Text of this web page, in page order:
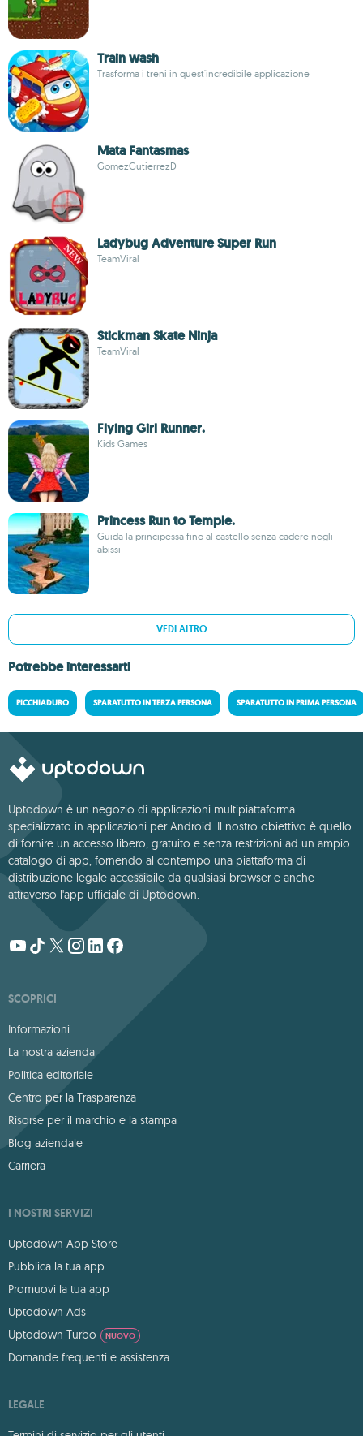
Train wash
Trasforma i treni in quest'incredibile applicazione
Mata Fantasmas
GomezGutierrezD
Ladybug Adventure Super Run
TeamViral
Stickman Skate Ninja
TeamViral
Flying Girl Runner.
Kids Games
Princess Run to Temple.
Guida la principessa fino al castello senza cadere negli
abissi
VEDI ALTRO
Potrebbe interessarti
PICCHIADURO SPARATUTTO IN TERZA PERSONA SPARATUTTO IN PRIMA PERSONA
Uptodown è un negozio di applicazioni multipiattaforma
specializzato in applicazioni per Android. Il nostro obiettivo è quello
di fornire un accesso libero, gratuito e senza restrizioni ad un ampio
catalogo di app, fornendo al contempo una piattaforma di
distribuzione legale accessibile da qualsiasi browser e anche
attraverso l'app ufficiale di Uptodown.
SCOPRICI
Informazioni
La nostra azienda
Politica editoriale
Centro per la Trasparenza
Risorse per il marchio e la stampa
Blog aziendale
Carriera
I NOSTRI SERVIZI
Uptodown App Store
Pubblica la tua app
Promuovi la tua app
Uptodown Ads
Uptodown Turbo
NUOVO
Domande frequenti e assistenza
LEGALE